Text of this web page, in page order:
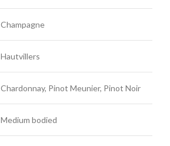
Champagne
Hautvillers
Chardonnay, Pinot Meunier, Pinot Noir
Medium bodied